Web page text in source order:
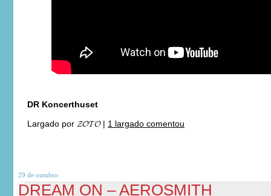
DR Koncerthuset
Largado por 𝓩𝓞𝓣𝓞| 1 largado comentou
29 de outubro
DREAM ON – AEROSMITH